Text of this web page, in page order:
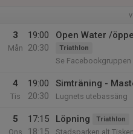
3
Mån
19:00
20:30
Open Water /
Triathlon
Se
4
Tis
19:00
20:30
Simträning -
Lugnets utebassäng
5
Ons
17:15
18:15
Löpning Triathlon
Stadsparken alt Tisken